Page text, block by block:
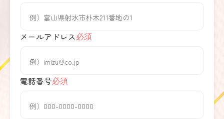
メールアドレス必須
電話番号必須